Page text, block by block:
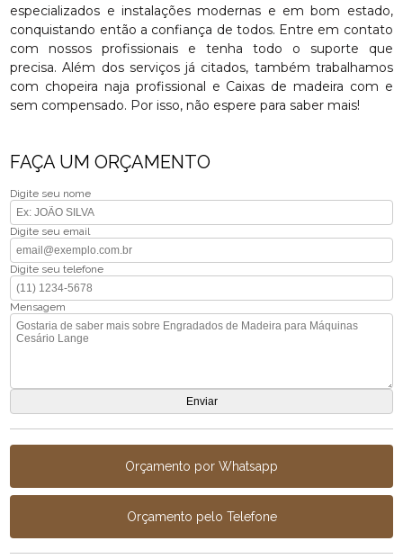
especializados e instalações modernas e em bom estado,
conquistando então a confiança de todos. Entre em contato
com nossos profissionais e tenha todo o suporte que
precisa. Além dos serviços já citados, também trabalhamos
com chopeira naja profissional e Caixas de madeira com e
sem compensado. Por isso, não espere para saber mais!
FAÇA UM ORÇAMENTO
Digite seu nome
Digite seu email
Digite seu telefone
Mensagem
Orçamento por Whatsapp
Orçamento pelo Telefone